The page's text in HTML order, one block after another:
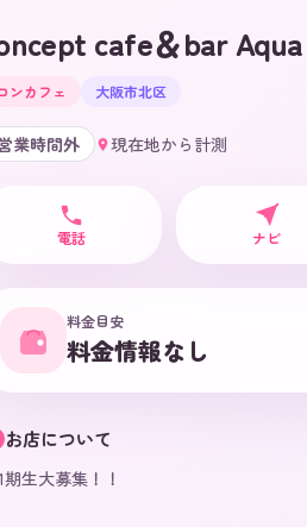
cafe＆bar
ンカフェ 大阪市北区
業時間外 現在地から計測
電話 ナビ
料金目安
料金情報なし
お店について
期生大募集！！